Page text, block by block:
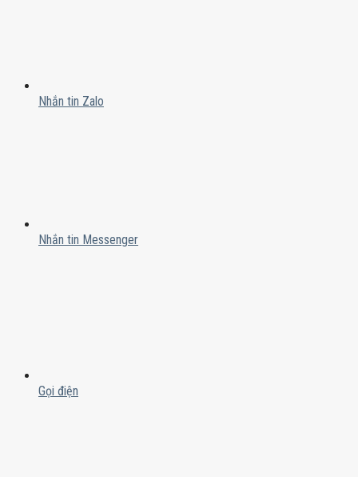
Nhắn tin Zalo
Nhắn tin Messenger
Gọi điện